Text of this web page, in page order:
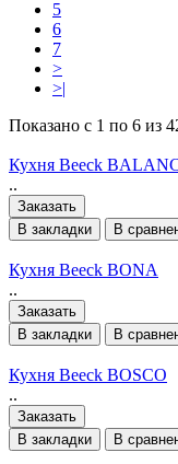
5
6
7
>
>|
Показано с 1 по 6 из
Кухня Beeck
..
Заказать
В закладки
В
Кухня Beeck BONA
..
Заказать
В закладки
В
Кухня Beeck BOSCO
..
Заказать
В закладки
В